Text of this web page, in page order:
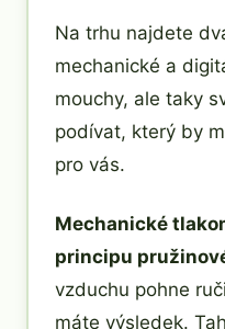
Na trhu najdete
mechanické a
mouchy, ale taky
podívat, který by
pro vás.
Mechanické
principu
vzduchu pohne
máte výsledek.